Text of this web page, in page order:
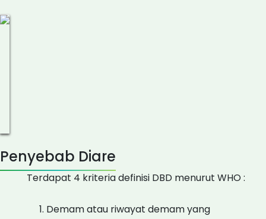
Penyebab Diare
Terdapat 4 kriteria definisi DBD menurut WHO :
Demam atau riwayat demam yang